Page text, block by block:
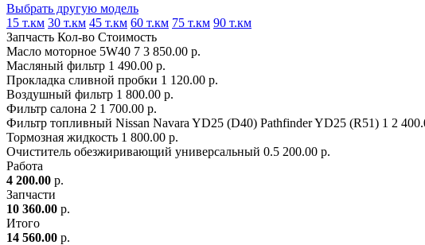
Выбрать другую модель
15 т.км 30 т.км 45 т.км 60 т.км 75 т.км 90 т.км
Запчасть Кол-во Стоимость
Масло моторное 5W40 7 3 850.00 р.
Масляный фильтр 1 490.00 р.
Прокладка сливной пробки 1 120.00 р.
Воздушный фильтр 1 800.00 р.
Фильтр салона 2 1 700.00 р.
Фильтр топливный Nissan Navara YD25 (D40) Pathfinder YD25 (R51) 1 2
Тормозная жидкость 1 800.00 р.
Очиститель обезжиривающий универсальный 0.5 200.00 р.
Работа
4 200.00 р.
Запчасти
10 360.00 р.
Итого
14 560.00 р.